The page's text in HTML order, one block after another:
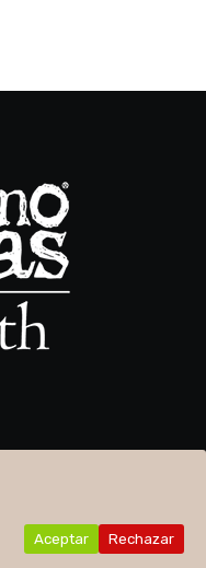
Aceptar Rechazar